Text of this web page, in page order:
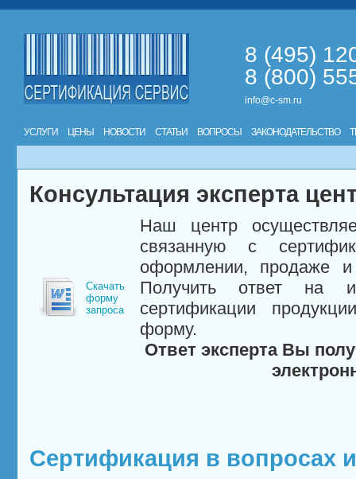
8 (495)
8 (800)
info@c-sm.ru
УСЛУГИ ЦЕНЫ НОВОСТИ СТАТЬИ ВОПРОСЫ ЗАКОНОДАТЕЛЬСТВО
Консультация эксперта
Скачать
форму
запроса
Наш центр
связанную с
оформлении, продаже и
Получить ответ на
сертификации
форму.
Ответ эксперта Вы
Сертификация в вопросах